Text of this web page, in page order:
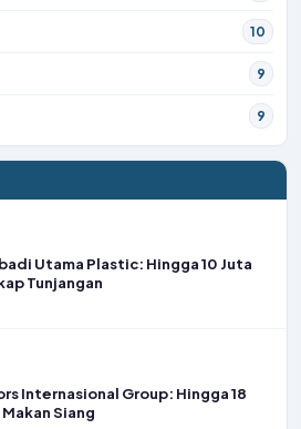
10
9
9
Utama Plastic: Hingga 10 Juta
Tunjangan
Internasional Group: Hingga 18
Siang